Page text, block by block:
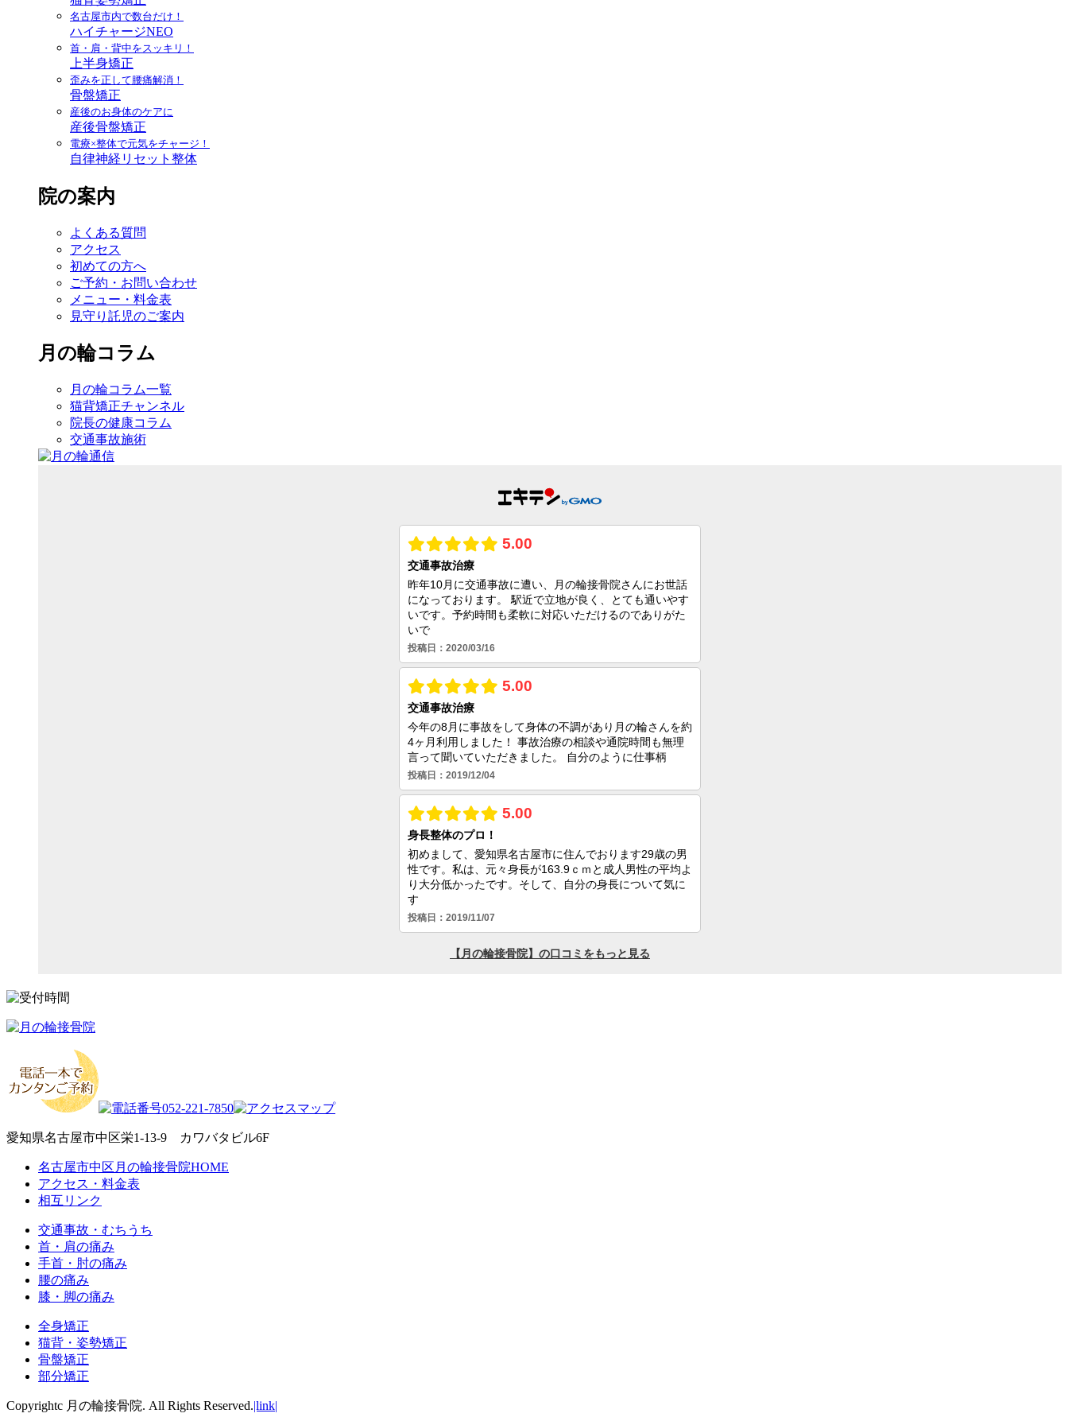
名古屋市内で数台だけ！
ハイチャージNEO
首・肩・背中をスッキリ！
上半身矯正
歪みを正して腰痛解消！
骨盤矯正
産後のお身体のケアに
産後骨盤矯正
電療×整体で元気をチャージ！
自律神経リセット整体
院の案内
よくある質問
アクセス
初めての方へ
ご予約・お問い合わせ
メニュー・料金表
見守り託児のご案内
月の輪コラム
月の輪コラム一覧
猫背矯正チャンネル
院長の健康コラム
交通事故施術
愛知県名古屋市中区栄1-13-9 カワバタビル6F
名古屋市中区月の輪接骨院HOME
アクセス・料金表
相互リンク
交通事故・むちうち
首・肩の痛み
手首・肘の痛み
腰の痛み
膝・脚の痛み
全身矯正
猫背・姿勢矯正
骨盤矯正
部分矯正
Copyrightc 月の輪接骨院. All Rights Reserved.|link|